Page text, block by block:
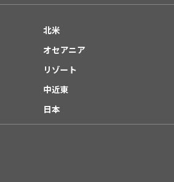
北米
オセアニア
リゾート
中近東
日本